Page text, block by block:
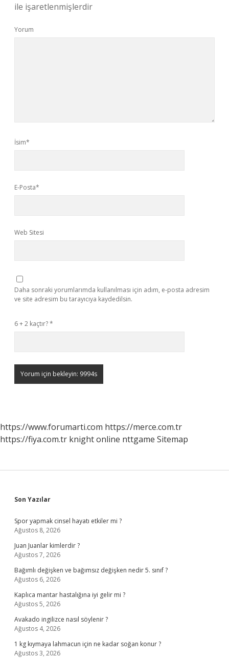
ile işaretlenmişlerdir
Yorum
İsim*
E-Posta*
Web Sitesi
Daha sonraki yorumlarımda kullanılması için adım, e-posta adresim
ve site adresim bu tarayıcıya kaydedilsin.
6 + 2 kaçtır?*
https://www.forumarti.com https://merce.com.tr
https://fiya.com.tr knight online nttgame Sitemap
Sidebar
Son Yazılar
Spor yapmak cinsel hayatı etkiler mi ?
Ağustos 8, 2026
Juan Juanlar kimlerdir ?
Ağustos 7, 2026
Bağımlı değişken ve bağımsız değişken nedir 5. sınıf ?
Ağustos 6, 2026
Kaplıca mantar hastalığına iyi gelir mi ?
Ağustos 5, 2026
Avakado ingilizce nasıl söylenir ?
Ağustos 4, 2026
1 kg kıymaya lahmacun için ne kadar soğan konur ?
Ağustos 3, 2026